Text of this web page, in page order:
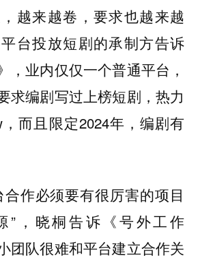
越来越卷，要求也越来越
台投放短剧的承制方告诉
，业内仅仅一个普通平台，
求编剧写过上榜短剧，热力
而且限定2024年，编剧有
合作必须要有很厉害的项目
”，晓桐告诉《号外工作
团队很难和平台建立合作关